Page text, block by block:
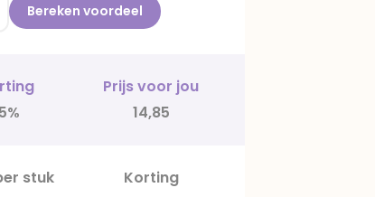
Bereken voordeel
Prijs voor jou
14,85
stuk
Korting